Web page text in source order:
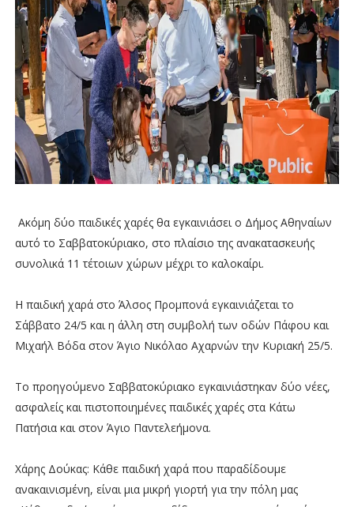
Ακόμη δύο παιδικές χαρές θα εγκαινιάσει ο Δήμος Αθηναίων
αυτό το Σαββατοκύριακο, στο πλαίσιο της ανακατασκευής
συνολικά 11 τέτοιων χώρων μέχρι το καλοκαίρι.
Η παιδική χαρά στο Άλσος Προμπονά εγκαινιάζεται το
Σάββατο 24/5 και η άλλη στη συμβολή των οδών Πάφου και
Μιχαήλ Βόδα στον Άγιο Νικόλαο Αχαρνών την Κυριακή 25/5.
Το προηγούμενο Σαββατοκύριακο εγκαινιάστηκαν δύο νέες,
ασφαλείς και πιστοποιημένες παιδικές χαρές στα Κάτω
Πατήσια και στον Άγιο Παντελεήμονα.
Χάρης Δούκας: Κάθε παιδική χαρά που παραδίδουμε
ανακαινισμένη, είναι μια μικρή γιορτή για την πόλη μας